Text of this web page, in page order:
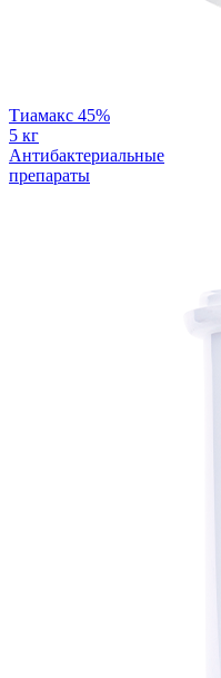
Тиамакс 45%
5 кг
Антибактериальные
препараты